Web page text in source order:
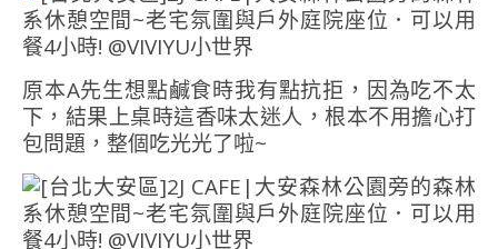
原本A先生想點鹹食時我有點抗拒，因為吃不太
下，結果上桌時這香味太迷人，根本不用擔心打
包問題，整個吃光光了啦~